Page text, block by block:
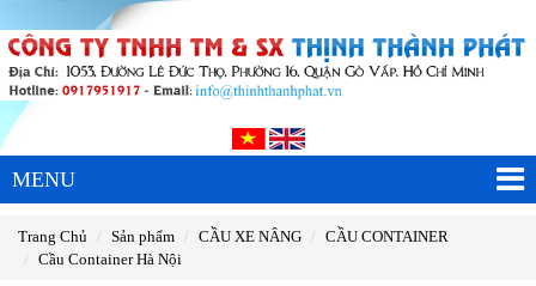
MENU
Trang Chủ Sản phẩm CẦU XE NÂNG
CẦU CONTAINER
Cầu Container Hà Nội